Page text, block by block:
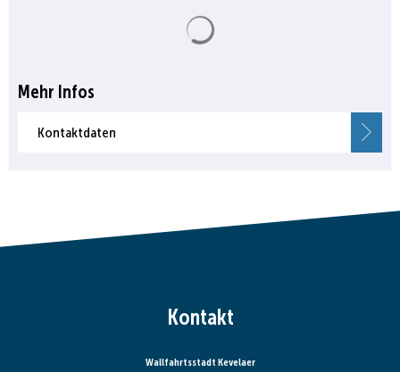
Mehr Infos
Kontaktdaten
Kontakt
Wallfahrtsstadt Kevelaer